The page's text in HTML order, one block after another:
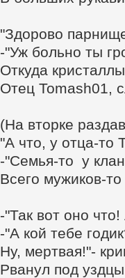
"Здорово
-"Уж больно ты
Откуда
Отец Tomash01,
(На вторке
"А что, у отца-то
-"Семья-то у
Всего мужиков-
-"Так вот оно
-"А кой тебе
Ну, мертвая!"-
Рванул под